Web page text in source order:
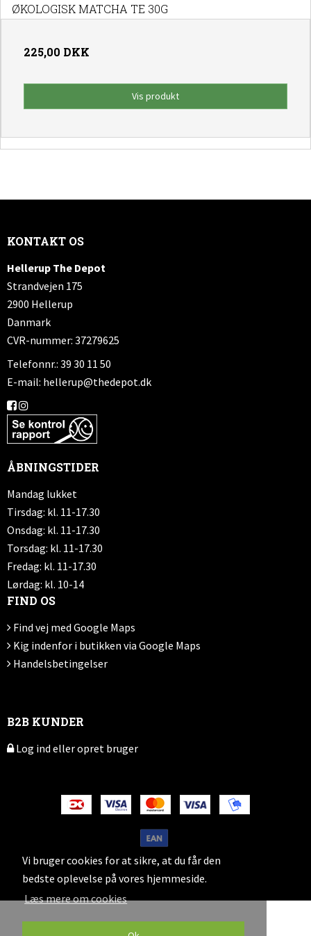
Vi bruger cookies for at sikre, at du får den
bedste oplevelse på vores hjemmeside.
Læs mere om cookies
ØKOLOGISK MATCHA TE 30G
225,00 DKK
Vis produkt
KONTAKT OS
Hellerup The Depot
Strandvejen 175
2900 Hellerup
Danmark
CVR-nummer: 37279625
Telefonnr.: 39 30 11 50
E-mail: hellerup@thedepot.dk
ÅBNINGSTIDER
Mandag lukket
Tirsdag: kl. 11-17.30
Onsdag: kl. 11-17.30
Torsdag: kl. 11-17.30
Fredag: kl. 11-17.30
Lørdag: kl. 10-14
FIND OS
Find vej med Google Maps
Kig indenfor i butikken via Google Maps
Handelsbetingelser
B2B KUNDER
Log ind eller opret bruger